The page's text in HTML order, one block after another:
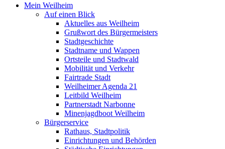
Mein Weilheim
Auf einen Blick
Aktuelles aus Weilheim
Grußwort des Bürgermeisters
Stadtgeschichte
Stadtname und Wappen
Ortsteile und Stadtwald
Mobilität und Verkehr
Fairtrade Stadt
Weilheimer Agenda 21
Leitbild Weilheim
Partnerstadt Narbonne
Minenjagdboot Weilheim
Bürgerservice
Rathaus, Stadtpolitik
Einrichtungen und Behörden